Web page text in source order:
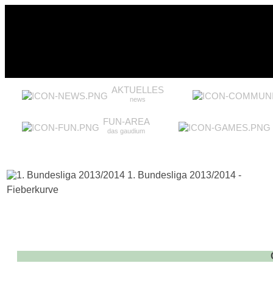
AKTUELLES
news
FUN-AREA
das gaudium
1. Bundesliga 2013/2014 -
Fieberkurve